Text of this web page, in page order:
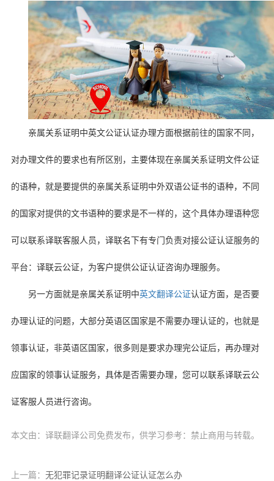
亲属关系证明中英文公证认证办理方面根据前往的国家不同，
对办理文件的要求也有所区别，主要体现在亲属关系证明文件公证
的语种，就是要提供的亲属关系证明中外双语公证书的语种，不同
的国家对提供的文书语种的要求是不一样的，这个具体办理语种您
可以联系译联客服人员，译联名下有专门负责对接公证认证服务的
平台：译联云公证，为客户提供公证认证咨询办理服务。
另一方面就是亲属关系证明中英文翻译公证认证方面，是否要
办理认证的问题，大部分英语区国家是不需要办理认证的，也就是
领事认证，非英语区国家，很多则是要求办理完公证后，再办理对
应国家的领事认证服务，具体是否需要办理，您可以联系译联云公
证客服人员进行咨询。
本文由：译联翻译公司免费发布，供学习参考：禁止商用与转载。
上一篇： 无犯罪记录证明翻译公证认证怎么办